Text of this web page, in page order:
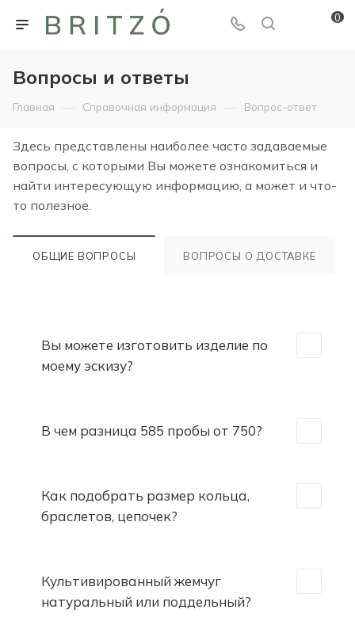
0
Вопросы и ответы
Главная — Справочная информация — Вопрос-ответ
Здесь представлены наиболее часто задаваемые
вопросы, с которыми Вы можете ознакомиться и
найти интересующую информацию, а может и что-
то полезное.
ОБЩИЕ ВОПРОСЫ ВОПРОСЫ О ДОСТАВКЕ
Вы можете изготовить изделие по
моему эскизу?
В чем разница 585 пробы от 750?
Как подобрать размер кольца,
браслетов, цепочек?
Культивированный жемчуг
натуральный или поддельный?